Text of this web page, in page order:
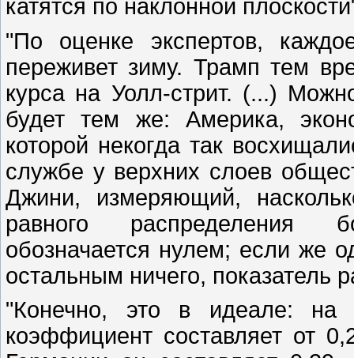
катятся по наклонной
"По оценке экспертов,
переживет зиму. Трамп тем
курса на Уолл-стрит. (...)
будет тем же: Америка,
которой некогда так
службе у верхних слоев
Джини, измеряющий,
равного распределения
обозначается нулем; если же
остальным ничего, показатель
"Конечно, это в идеале: на
коэффициент составляет от